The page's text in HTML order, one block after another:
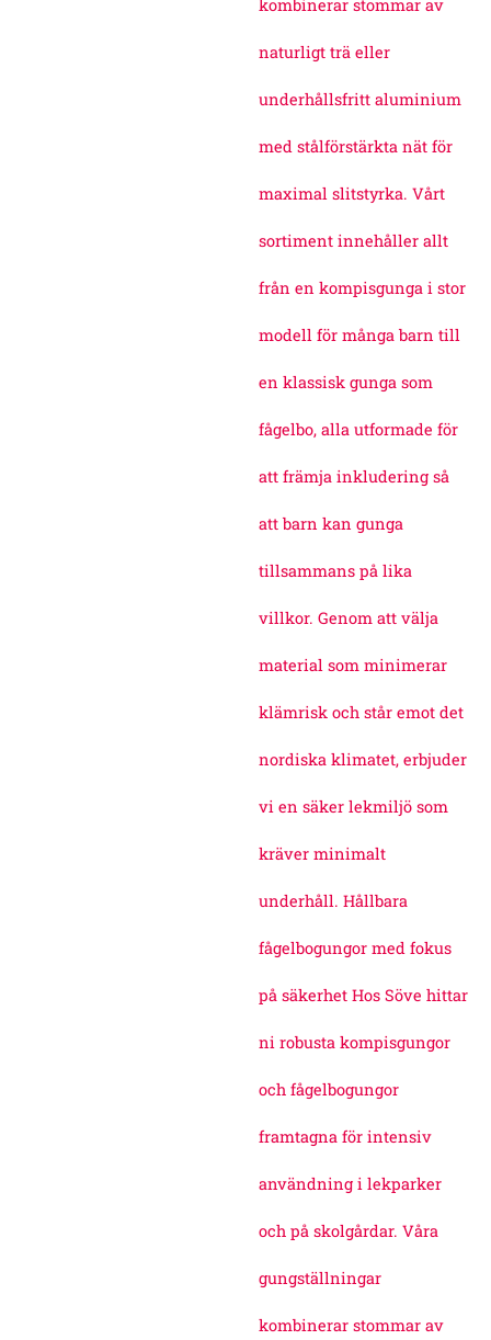
kombinerar stommar av
naturligt trä eller
underhållsfritt aluminium
med stålförstärkta nät för
maximal slitstyrka. Vårt
sortiment innehåller allt
från en kompisgunga i stor
modell för många barn till
en klassisk gunga som
fågelbo, alla utformade för
att främja inkludering så
att barn kan gunga
tillsammans på lika
villkor. Genom att välja
material som minimerar
klämrisk och står emot det
nordiska klimatet, erbjuder
vi en säker lekmiljö som
kräver minimalt
underhåll. Hållbara
fågelbogungor med fokus
på säkerhet Hos Söve hittar
ni robusta kompisgungor
och fågelbogungor
framtagna för intensiv
användning i lekparker
och på skolgårdar. Våra
gungställningar
kombinerar stommar av